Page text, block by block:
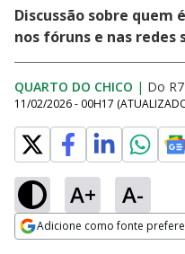
Discussão sobre quem
nos fóruns e nas redes
QUARTO DO CHICO | Do R7
11/02/2026 - 00H17
A+ A-
Adicione como fonte
Ativar
Loaded:
44.72%